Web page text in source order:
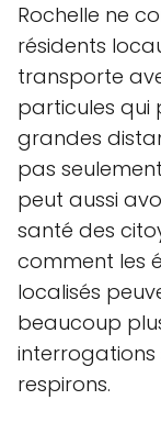
Rochelle ne
résidents
transporte
particules qui
grandes
pas
peut aussi
santé des
comment les
localisés
beaucoup
interrogations
respirons.